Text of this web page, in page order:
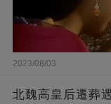
2023/08/03
北魏高皇后遷葬